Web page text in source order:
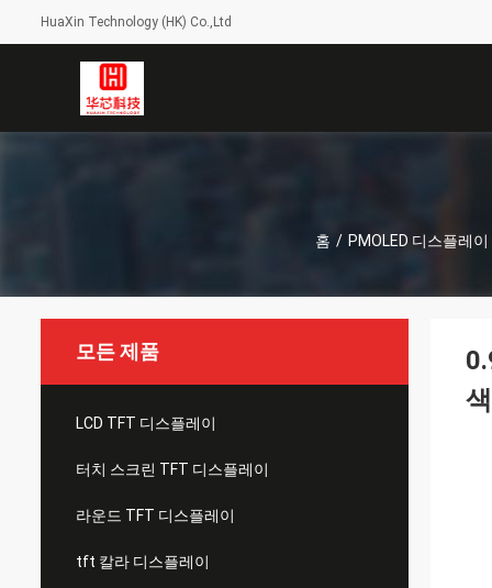
HuaXin Technology (HK) Co.,Ltd
홈 / PMOLED 디스플레이
모든 제품
LCD TFT 디스플레이
터치 스크린 TFT 디스플레이
라운드 TFT 디스플레이
tft 칼라 디스플레이